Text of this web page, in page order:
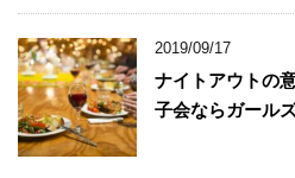
2019/09/17
ナイトアウトの
子会ならガール